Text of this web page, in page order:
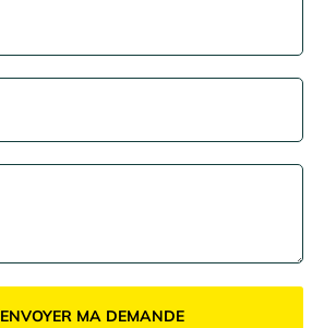
ENVOYER MA DEMANDE